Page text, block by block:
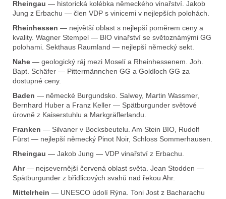
k
y
v
ý
p
i
s
Rheingau — historická kolébka německého vinařství. Jakob
Jung z Erbachu — člen VDP s vinicemi v nejlepších polohách.
Rheinhessen — největší oblast s nejlepší poměrem ceny a
kvality. Wagner Stempel — BIO vinařství se světoznámými GG
polohami. Sekthaus Raumland — nejlepší německý sekt.
Nahe — geologický ráj mezi Moselí a Rheinhessenem. Joh.
Bapt. Schäfer — Pittermännchen GG a Goldloch GG za
dostupné ceny.
Baden — německé Burgundsko. Salwey, Martin Wassmer,
Bernhard Huber a Franz Keller — Spätburgunder světové
úrovně z Kaiserstuhlu a Markgräflerlandu.
Franken — Silvaner v Bocksbeutelu. Am Stein BIO, Rudolf
Fürst — nejlepší německý Pinot Noir, Schloss Sommerhausen.
Rheingau — Jakob Jung — VDP vinařství z Erbachu.
Ahr— nejsevernější červená oblast světa. Jean Stodden —
Spätburgunder z břidlicových svahů nad řekou Ahr.
Mittelrhein — UNESCO údolí Rýna. Toni Jost z Bacharachu